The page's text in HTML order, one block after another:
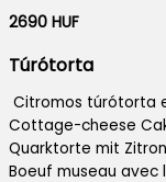
2690 HUF
Túrótorta
Citromos túrótorta
Cottage-cheese
Quarktorte mit
Boeuf museau avec